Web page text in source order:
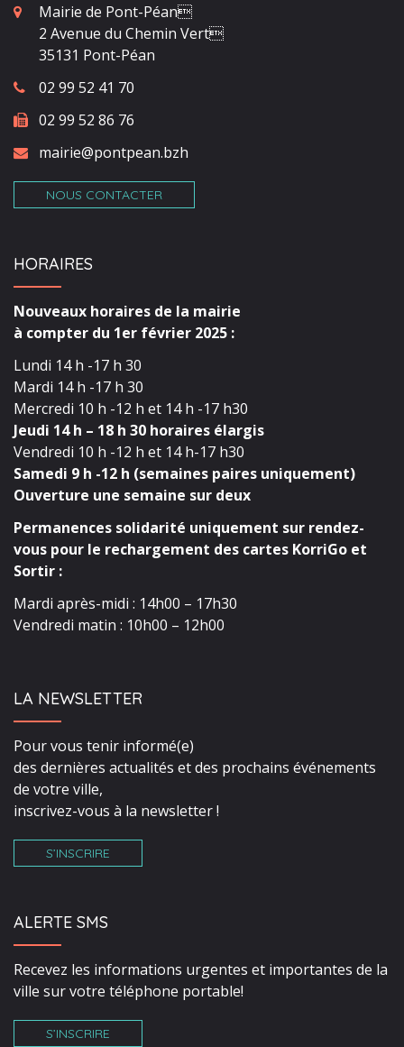
Mairie de Pont-Péan
2 Avenue du Chemin Vert
35131 Pont-Péan
02 99 52 41 70
02 99 52 86 76
mairie@pontpean.bzh
NOUS CONTACTER
HORAIRES
Nouveaux horaires de la mairie
à compter du 1er février 2025 :
Lundi 14 h -17 h 30
Mardi 14 h -17 h 30
Mercredi 10 h -12 h et 14 h -17 h30
Jeudi 14 h – 18 h 30 horaires élargis
Vendredi 10 h -12 h et 14 h-17 h30
Samedi 9 h -12 h (semaines paires uniquement)
Ouverture une semaine sur deux
Permanences solidarité uniquement sur rendez-
vous pour le rechargement des cartes KorriGo et
Sortir :
Mardi après-midi : 14h00 – 17h30
Vendredi matin : 10h00 – 12h00
LA NEWSLETTER
Pour vous tenir informé(e)
des dernières actualités et des prochains événements
de votre ville,
inscrivez-vous à la newsletter !
S’INSCRIRE
ALERTE SMS
Recevez les informations urgentes et importantes de la
ville sur votre téléphone portable!
S’INSCRIRE